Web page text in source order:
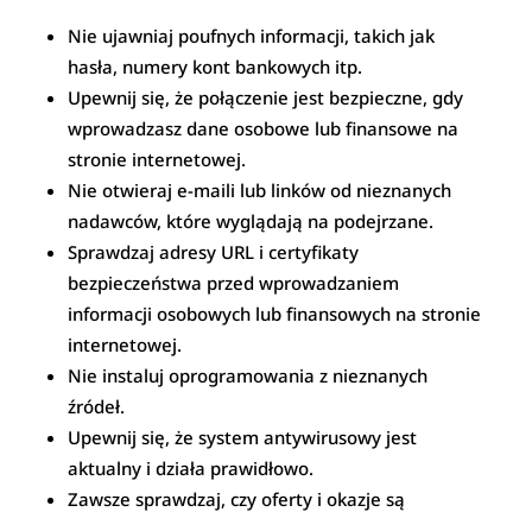
Nie ujawniaj poufnych informacji, takich jak
hasła, numery kont bankowych itp.
Upewnij się, że połączenie jest bezpieczne, gdy
wprowadzasz dane osobowe lub finansowe na
stronie internetowej.
Nie otwieraj e-maili lub linków od nieznanych
nadawców, które wyglądają na podejrzane.
Sprawdzaj adresy URL i certyfikaty
bezpieczeństwa przed wprowadzaniem
informacji osobowych lub finansowych na stronie
internetowej.
Nie instaluj oprogramowania z nieznanych
źródeł.
Upewnij się, że system antywirusowy jest
aktualny i działa prawidłowo.
Zawsze sprawdzaj, czy oferty i okazje są